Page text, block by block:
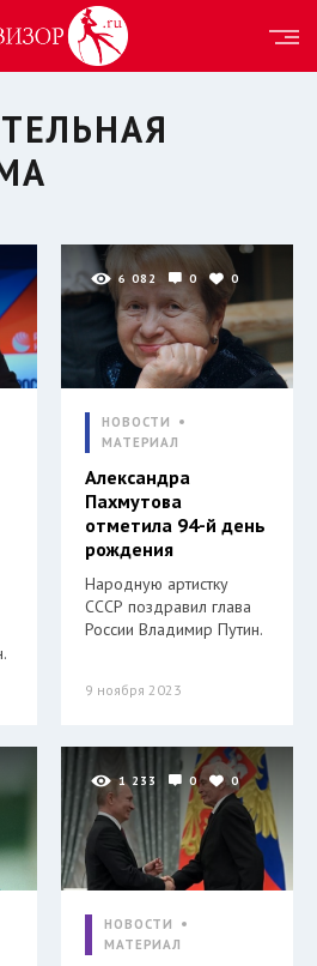
6 082 0 0
НОВОСТИ
МАТЕРИАЛ
Александра
Пахмутова
отметила 94-й день
рождения
Народную артистку
СССР поздравил глава
России Владимир Путин.
9 ноября 2023
1 233 0 0
НОВОСТИ
МАТЕРИАЛ